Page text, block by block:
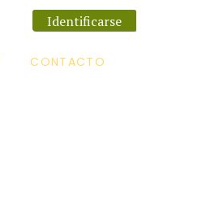
Identificarse
CONTACTO